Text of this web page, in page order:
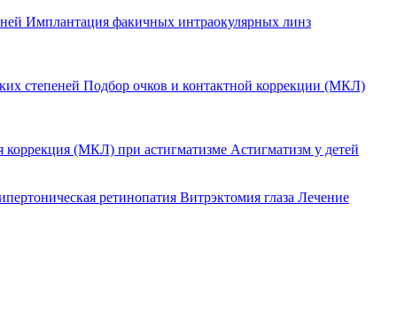
Имплантация факичных интраокулярных линз
степеней Подбор очков и контактной коррекции (МКЛ)
коррекция (МКЛ) при астигматизме Астигматизм у детей
ретинопатия Витрэктомия глаза Лечение